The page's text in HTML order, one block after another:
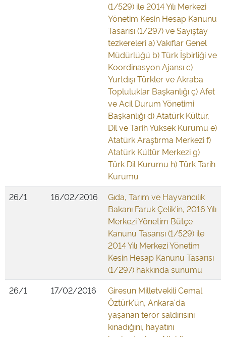
(1/529) ile 2014 Yılı Merkezi
Yönetim Kesin Hesap Kanunu
Tasarısı (1/297) ve Sayıştay
tezkereleri a) Vakıflar Genel
Müdürlüğü b) Türk İşbirliği ve
Koordinasyon Ajansı c)
Yurtdışı Türkler ve Akraba
Topluluklar Başkanlığı ç) Afet
ve Acil Durum Yönetimi
Başkanlığı d) Atatürk Kültür,
Dil ve Tarih Yüksek Kurumu e)
Atatürk Araştırma Merkezi f)
Atatürk Kültür Merkezi g)
Türk Dil Kurumu h) Türk Tarih
Kurumu
26/1
16/02/2016
Gıda, Tarım ve Hayvancılık
Bakanı Faruk Çelik'in, 2016 Yılı
Merkezi Yönetim Bütçe
Kanunu Tasarısı (1/529) ile
2014 Yılı Merkezi Yönetim
Kesin Hesap Kanunu Tasarısı
(1/297) hakkında sunumu
26/1
17/02/2016
Giresun Milletvekili Cemal
Öztürk'ün, Ankara'da
yaşanan terör saldırısını
kınadığını, hayatını